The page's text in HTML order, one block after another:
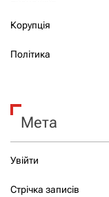
Корупція
Політика
Мета
Увійти
Стрічка записів